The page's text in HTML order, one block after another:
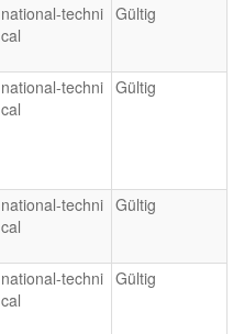
national-techni
cal
Gültig
national-techni
cal
Gültig
national-techni
cal
Gültig
national-techni
cal
Gültig